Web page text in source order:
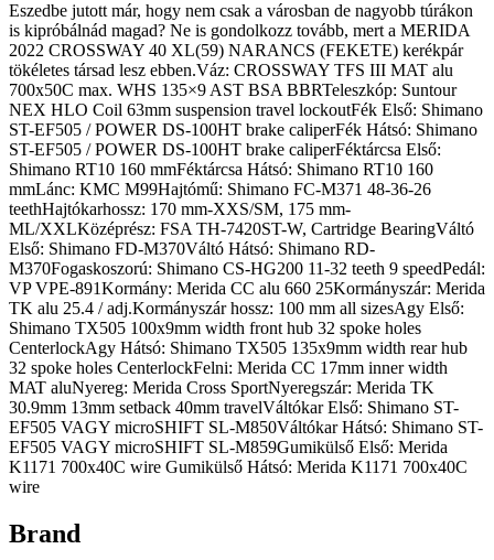
Eszedbe jutott már, hogy nem csak a városban de nagyobb túrákon
is kipróbálnád magad? Ne is gondolkozz tovább, mert a MERIDA
2022 CROSSWAY 40 XL(59) NARANCS (FEKETE) kerékpár
tökéletes társad lesz ebben.Váz: CROSSWAY TFS III MAT alu
700x50C max. WHS 135×9 AST BSA BBRTeleszkóp: Suntour
NEX HLO Coil 63mm suspension travel lockoutFék Első: Shimano
ST-EF505 / POWER DS-100HT brake caliperFék Hátsó: Shimano
ST-EF505 / POWER DS-100HT brake caliperFéktárcsa Első:
Shimano RT10 160 mmFéktárcsa Hátsó: Shimano RT10 160
mmLánc: KMC M99Hajtómű: Shimano FC-M371 48-36-26
teethHajtókarhossz: 170 mm-XXS/SM, 175 mm-
ML/XXLKözéprész: FSA TH-7420ST-W, Cartridge BearingVáltó
Első: Shimano FD-M370Váltó Hátsó: Shimano RD-
M370Fogaskoszorú: Shimano CS-HG200 11-32 teeth 9 speedPedál:
VP VPE-891Kormány: Merida CC alu 660 25Kormányszár: Merida
TK alu 25.4 / adj.Kormányszár hossz: 100 mm all sizesAgy Első:
Shimano TX505 100x9mm width front hub 32 spoke holes
CenterlockAgy Hátsó: Shimano TX505 135x9mm width rear hub
32 spoke holes CenterlockFelni: Merida CC 17mm inner width
MAT aluNyereg: Merida Cross SportNyeregszár: Merida TK
30.9mm 13mm setback 40mm travelVáltókar Első: Shimano ST-
EF505 VAGY microSHIFT SL-M850Váltókar Hátsó: Shimano ST-
EF505 VAGY microSHIFT SL-M859Gumikülső Első: Merida
K1171 700x40C wire Gumikülső Hátsó: Merida K1171 700x40C
wire
Brand